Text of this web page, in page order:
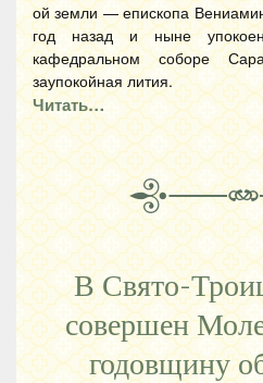
ой земли — епископа
год назад и ныне
кафедральном соборе
заупокойная лития.
Читать…
В Свято-
совершен
годовщину